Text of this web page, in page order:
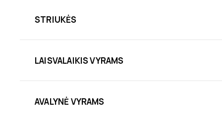
STRIUKĖS
LAISVALAIKIS VYRAMS
AVALYNĖ VYRAMS